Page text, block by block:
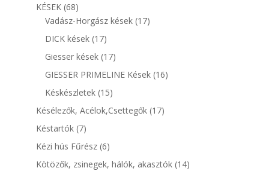
KÉSEK 6868
termék
Vadász-Horgász kések 1717
DICK kések 1717
termék
Giesser kések 1717
termék
GIESSER PRIMELINE Kések 1616
Késkészletek 1515
termék
Késélezők, Acélok,Csettegők 1717
Késtartók 77
termék
Kézi hús Fűrész 66
termék
Kötözők, zsinegek, hálók, akasztók 1414